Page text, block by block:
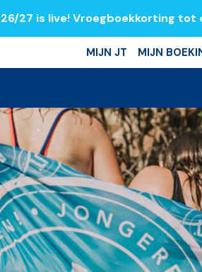
27 is live! Vroegboekkorting
MIJN JT MIJN